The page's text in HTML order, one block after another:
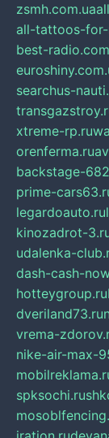
zsmh.com.ua
all-tattoos-for-
best-
searchus-
xtreme-rp.ru
orenferma.ru
backstage-
prime-
legardoauto.ru
kinozadrot-
udalenka-
dash-cash-
hotteygroup.ru
dveriland73.ru
vrema-
nike-air-max-
spksochi.ru